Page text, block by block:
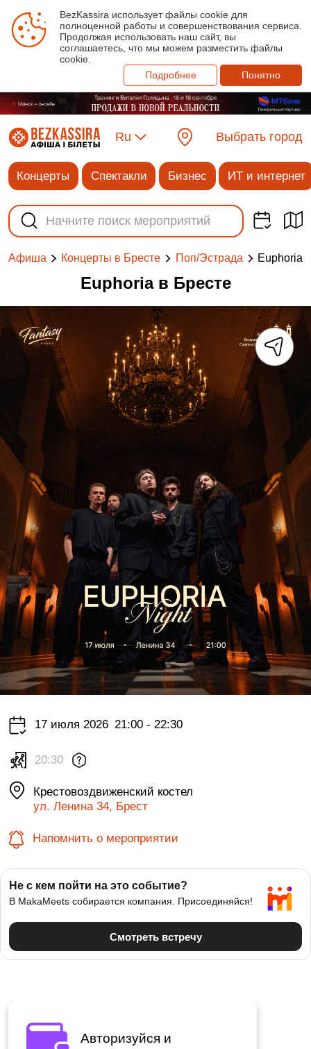
BezKassira использует файлы cookie для
полноценной работы и совершенствования сервиса.
Продолжая использовать наш сайт, вы
соглашаетесь, что мы можем разместить файлы
cookie.
Подробнее
Понятно
Ru Выбрать город
Концерты Спектакли Бизнес ИТ и интернет
Афиша Концерты в Бресте Поп/Эстрада Euphoria
Euphoria в Бресте
17 июля 2026 21:00 - 22:30
20:30
Крестовоздвиженский костел
ул. Ленина 34, Брест
Напомнить о мероприятии
Авторизуйся и